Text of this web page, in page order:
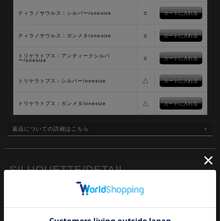
ティラノサウルス：シルバー/onesize ○
ティラノサウルス：ガンメタ/onesize ○
トリケラトプス：アンティークシルバ
ー/onesize
○
トリケラトプス：シルバー/onesize △
トリケラトプス：ガンメタ/onesize △
返品についての詳細はこちら
SILHOUETTE/DETAIL